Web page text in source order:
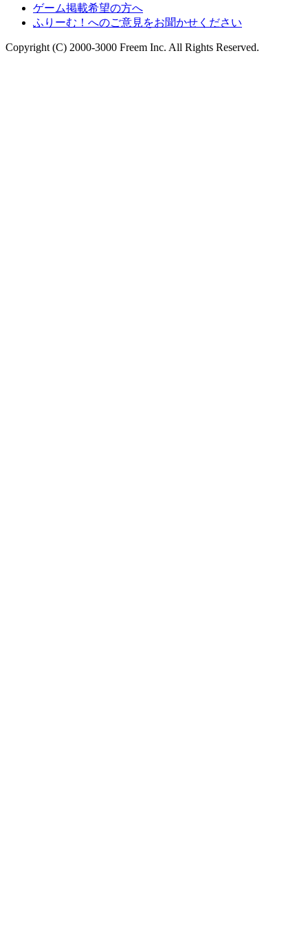
ゲーム掲載希望の方へ
ふりーむ！へのご意見をお聞かせください
Copyright (C) 2000-3000 Freem Inc. All Rights Reserved.